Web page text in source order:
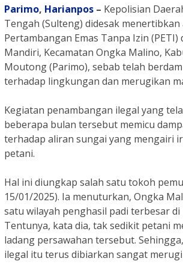
Parimo, Harianpos – Kepolisian
Tengah (Sulteng) didesak
Pertambangan Emas Tanpa Izin (PETI)
Mandiri, Kecamatan Ongka Malino,
Moutong (Parimo), sebab telah
terhadap lingkungan dan merugikan
Kegiatan penambangan ilegal yang
beberapa bulan tersebut memicu
terhadap aliran sungai yang mengairi
petani.
Hal ini diungkap salah satu tokoh
15/01/2025). Ia menuturkan, Ongka
satu wilayah penghasil padi terbesar
Tentunya, kata dia, tak sedikit petani
ladang persawahan tersebut.
ilegal itu terus dibiarkan sangat